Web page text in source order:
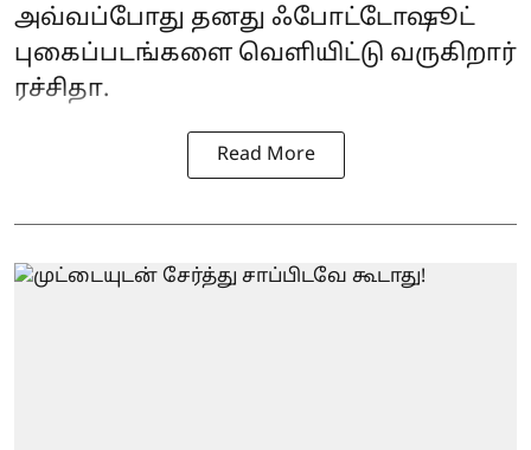
அவ்வப்போது தனது ஃபோட்டோஷூட்
புகைப்படங்களை வெளியிட்டு வருகிறார்
ரச்சிதா.
Read More